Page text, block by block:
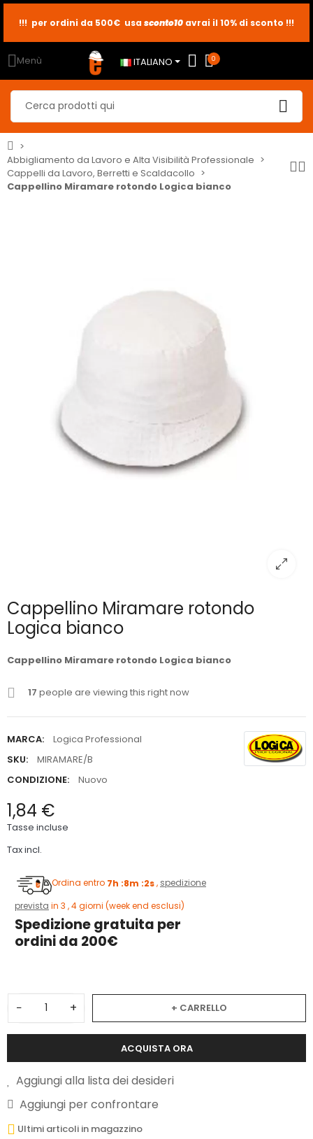
sconto2
sconto5
!!! per ordini da 500€ usa sconto10 avrai il 10% di sconto !!!
Menù ITALIANO 0
Abbigliamento da Lavoro e Alta Visibilità Professionale
Cappelli da Lavoro, Berretti e Scaldacollo
Cappellino Miramare rotondo Logica bianco
Cappellino Miramare rotondo
Logica bianco
Cappellino Miramare rotondo Logica bianco
17 people are viewing this right now
MARCA:
Logica Professional
SKU:
MIRAMARE/B
CONDIZIONE:
Nuovo
1,84 €
Tasse incluse
Tax incl.
Ordina entro 7h :8m :1s, spedizione
prevista in 3 , 4 giorni (week end esclusi)
Spedizione gratuita per
ordini da 200€
− + + CARRELLO
ACQUISTA ORA
Aggiungi alla lista dei desideri
Aggiungi per confrontare
Ultimi articoli in magazzino